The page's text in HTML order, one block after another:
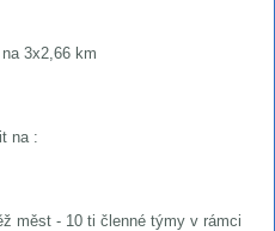
3x2,66 km
na :
měst - 10 ti členné týmy v rámci